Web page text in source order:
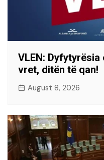
VLEN:
vret, ditën të qan!
August 8, 2026